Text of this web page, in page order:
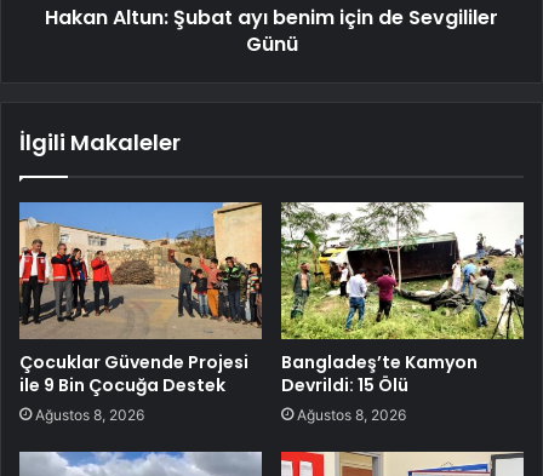
Hakan Altun: Şubat ayı benim için de Sevgililer
Günü
İlgili Makaleler
Çocuklar Güvende Projesi
ile 9 Bin Çocuğa Destek
Ağustos 8, 2026
Bangladeş’te Kamyon
Devrildi: 15 Ölü
Ağustos 8, 2026